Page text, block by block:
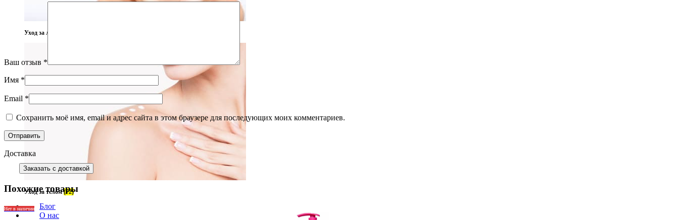
Уход за лицом
Уход за телом(72)
Блог
О нас
Ваш отзыв *
Имя *
Email *
Сохранить моё имя, email и адрес сайта в этом браузере для последующих моих комментариев.
Доставка
Заказать с доставкой
Похожие товары
Нет в наличии